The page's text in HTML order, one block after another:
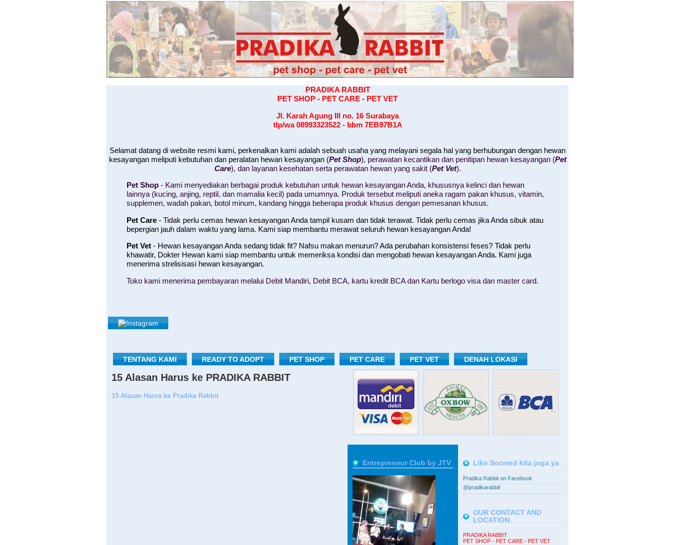
PRADIKA RABBIT
PET SHOP - PET CARE - PET VET
Jl. Karah Agung III no. 16 Surabaya
tlp/wa 08993323522 - bbm 7EB97B1A
Selamat datang di website resmi kami, perkenalkan kami adalah sebuah usaha yang melayani segala hal yang berhubungan dengan hewan
kesayangan meliputi kebutuhan dan peralatan hewan kesayangan (Pet Shop), perawatan kecantikan dan penitipan hewan kesayangan (Pet
Care), dan layanan kesehatan serta perawatan hewan yang sakit (Pet Vet).
Pet Shop - Kami menyediakan berbagai produk kebutuhan untuk hewan kesayangan Anda, khususnya kelinci dan hewan
lainnya (kucing, anjing, reptil, dan mamalia kecil) pada umumnya. Produk tersebut meliputi aneka ragam pakan khusus, vitamin,
supplemen, wadah pakan, botol minum, kandang hingga beberapa produk khusus dengan pemesanan khusus.
Pet Care - Tidak perlu cemas hewan kesayangan Anda tampil kusam dan tidak terawat. Tidak perlu cemas jika Anda sibuk atau
bepergian jauh dalam waktu yang lama. Kami siap membantu merawat seluruh hewan kesayangan Anda!
Pet Vet - Hewan kesayangan Anda sedang tidak fit? Nafsu makan menurun? Ada perubahan konsistensi feses? Tidak perlu
khawatir, Dokter Hewan kami siap membantu untuk memeriksa kondisi dan mengobati hewan kesayangan Anda. Kami juga
menerima strelisisasi hewan kesayangan.
Toko kami menerima pembayaran melalui Debit Mandiri, Debit BCA, kartu kredit BCA dan Kartu berlogo visa dan master card.
TENTANG KAMI READY TO ADOPT PET SHOP PET CARE PET VET DENAH LOKASI
15 Alasan Harus ke PRADIKA RABBIT
15 Alasan Harus ke Pradika Rabbit
Like Socmed kita juga ya
Pradika Rabbit on Facebook
@pradikarabbit
OUR CONTACT AND
LOCATION
PRADIKA RABBIT
PET SHOP - PET CARE - PET VET
Entrepreneur Club by JTV